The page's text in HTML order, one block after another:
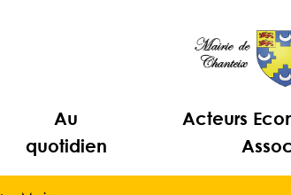
Au
quotidien
Acteurs